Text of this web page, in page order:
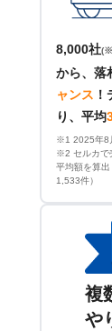
8,000社
から、落
ャンス ！
り、平均
※1 2025年8
※2 セルカで
平均額を算
1,533件）
複
や